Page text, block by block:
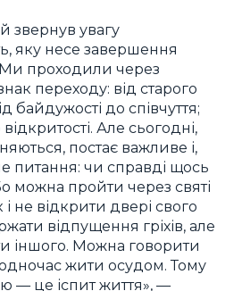
звернув увагу
яку несе завершення
проходили через
переходу: від старого
байдужості до співчуття;
Але сьогодні,
постає важливе і,
питання: чи справді щось
можна пройти через святі
і не відкрити двері свого
відпущення гріхів, але
іншого. Можна говорити
жити осудом. Тому
— це іспит життя», —